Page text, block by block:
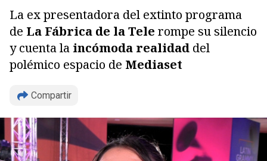
La ex presentadora del extinto programa
de La Fábrica de la Tele rompe su silencio
y cuenta la incómoda realidad del
polémico espacio de Mediaset
Compartir
Copiar